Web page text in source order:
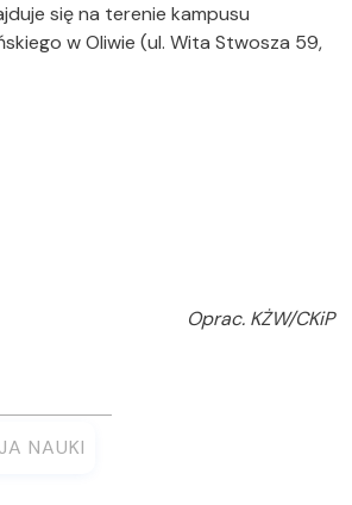
się na terenie kampusu
w Oliwie (ul. Wita Stwosza 59,
Oprac. KŻW/CKiP
NAUKI